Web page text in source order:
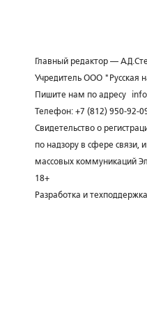
Главный редактор —
Учредитель ООО "Русская
Пишите нам по адресу
Телефон: +7 (812) 950-92-
Свидетельство о
по надзору в сфере
массовых коммуникаций
18+
Разработка и